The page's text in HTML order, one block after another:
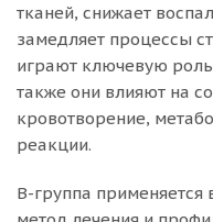
тканей, снижает
замедляет процессы
играют ключевую
также они влияют на
кровотворение,
реакции.
B-группа